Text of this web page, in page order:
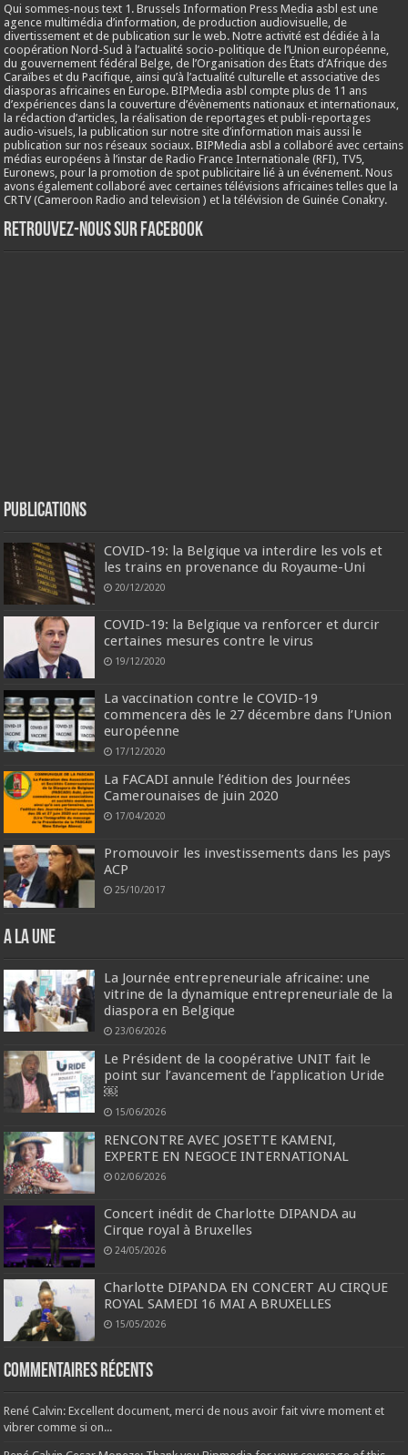
Qui sommes-nous text 1. Brussels Information Press Media asbl est une
agence multimédia d’information, de production audiovisuelle, de
divertissement et de publication sur le web. Notre activité est dédiée à la
coopération Nord-Sud à l’actualité socio-politique de l’Union européenne,
du gouvernement fédéral Belge, de l’Organisation des États d’Afrique des
Caraïbes et du Pacifique, ainsi qu’à l’actualité culturelle et associative des
diasporas africaines en Europe. BIPMedia asbl compte plus de 11 ans
d’expériences dans la couverture d’évènements nationaux et internationaux,
la rédaction d’articles, la réalisation de reportages et publi-reportages
audio-visuels, la publication sur notre site d’information mais aussi le
publication sur nos réseaux sociaux. BIPMedia asbl a collaboré avec certains
médias européens à l’instar de Radio France Internationale (RFI), TV5,
Euronews, pour la promotion de spot publicitaire lié à un événement. Nous
avons également collaboré avec certaines télévisions africaines telles que la
CRTV (Cameroon Radio and television ) et la télévision de Guinée Conakry.
Retrouvez-nous sur Facebook
Publications
COVID-19: la Belgique va interdire les vols et
les trains en provenance du Royaume-Uni
20/12/2020
COVID-19: la Belgique va renforcer et durcir
certaines mesures contre le virus
19/12/2020
La vaccination contre le COVID-19
commencera dès le 27 décembre dans l’Union
européenne
17/12/2020
La FACADI annule l’édition des Journées
Camerounaises de juin 2020
17/04/2020
Promouvoir les investissements dans les pays
ACP
25/10/2017
A la une
La Journée entrepreneuriale africaine: une
vitrine de la dynamique entrepreneuriale de la
diaspora en Belgique
23/06/2026
Le Président de la coopérative UNIT fait le
point sur l’avancement de l’application Uride
￼
15/06/2026
RENCONTRE AVEC JOSETTE KAMENI,
EXPERTE EN NEGOCE INTERNATIONAL
02/06/2026
Concert inédit de Charlotte DIPANDA au
Cirque royal à Bruxelles
24/05/2026
Charlotte DIPANDA EN CONCERT AU CIRQUE
ROYAL SAMEDI 16 MAI A BRUXELLES
15/05/2026
Commentaires récents
René Calvin: Excellent document, merci de nous avoir fait vivre moment et
vibrer comme si on...